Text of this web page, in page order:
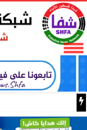
المكتب الحركي